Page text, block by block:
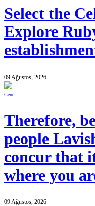
Select the
Explore
09 Ağustos, 2026
Genel
Therefore,
people
concur that
where you
09 Ağustos, 2026